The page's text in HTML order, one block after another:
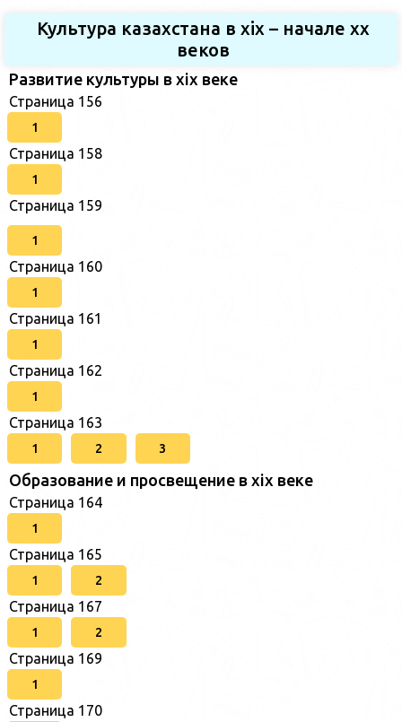
Культура казахстана в xix – начале хх
веков
Развитие культуры в xix веке
Страница 156
1
Страница 158
1
Страница 159
1
Страница 160
1
Страница 161
1
Страница 162
1
Страница 163
1 2 3
Образование и просвещение в xix веке
Страница 164
1
Страница 165
1 2
Страница 167
1 2
Страница 169
1
Страница 170